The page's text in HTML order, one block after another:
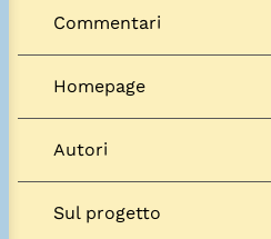
Commentari
Homepage
Autori
Sul progetto